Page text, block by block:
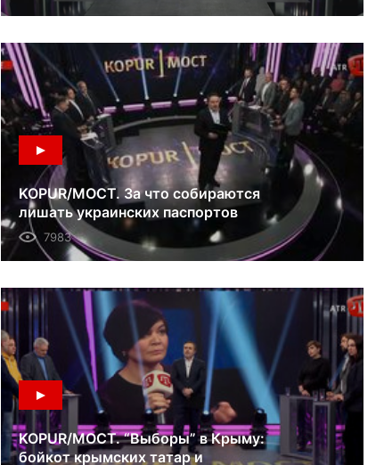
KOPUR/МОСТ. За что собираются
лишать украинских паспортов
жителей аннексированного
Крыма? 13.05.18
7983
KOPUR/МОСТ. “Выборы” в Крыму:
бойкот крымских татар и